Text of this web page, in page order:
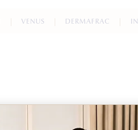
VENUS DERMAFRAC